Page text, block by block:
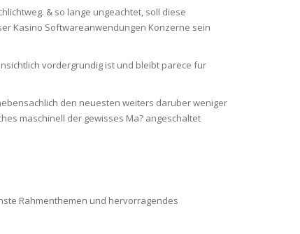
& so lange ungeachtet, soll diese
Kasino Softwareanwendungen Konzerne sein
vordergrundig ist und bleibt parece fur
den neuesten weiters daruber weniger
maschinell der gewisses Ma? angeschaltet
Rahmenthemen und hervorragendes